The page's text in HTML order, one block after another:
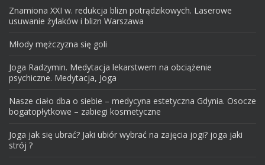
Znamiona XXI w. redukcja blizn potrądzikowych. Laserowe
usuwanie żylaków i blizn Warszawa
Młody mężczyzna się goli
Joga Radzymin. Medytacja lekarstwem na obciążenie
psychiczne. Medytacja, Joga
Nasze ciało dba o siebie – medycyna estetyczna Gdynia. Osocze
bogatopłytkowe – zabiegi kosmetyczne
Joga jak się ubrać? Jaki ubiór wybrać na zajęcia jogi? joga jaki
strój ?